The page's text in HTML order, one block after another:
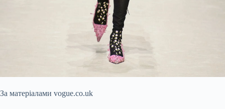
За матеріалами vogue.co.uk